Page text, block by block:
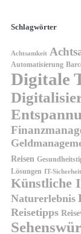
Schlagwörter
Achtsamkeit
Automatisierung
Digitale
Reisen
Lösungen IT-Sicherheit
Künstliche
Naturerlebnis
Reisetipps